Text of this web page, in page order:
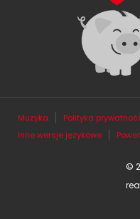
©
Muzyka Polityka
Inne wersje językowe